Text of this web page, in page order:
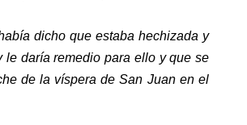
dicho que estaba hechizada y
daría remedio para ello y que se
de la víspera de San Juan en el